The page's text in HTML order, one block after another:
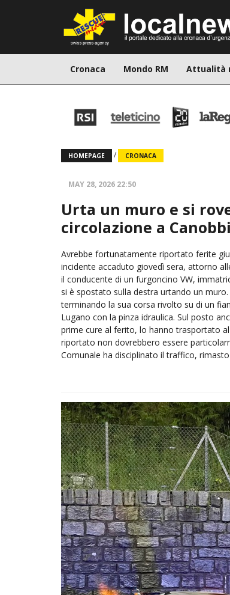
Cronaca Mondo RM Attualità
HOMEPAGE / CRONACA
MAY 28, 2026 22:50
Urta un muro e si
circolazione a
Avrebbe fortunatamente riportato ferite
incidente accaduto giovedì sera, attorno
il conducente di un furgoncino VW,
si è spostato sulla destra urtando un
terminando la sua corsa rivolto su di un
Lugano con la pinza idraulica. Sul posto
prime cure al ferito, lo hanno trasportato
riportato non dovrebbero essere
Comunale ha disciplinato il traffico,